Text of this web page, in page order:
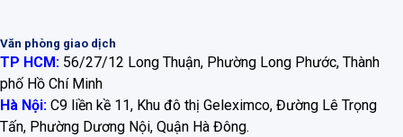
Văn phòng giao dịch
TP HCM: 56/27/12 Long Thuận, Phường Long Phước, Thành
phố Hồ Chí Minh
Hà Nội: C9 liền kề 11, Khu đô thị Geleximco, Đường Lê Trọng
Tấn, Phường Dương Nội, Quận Hà Đông.